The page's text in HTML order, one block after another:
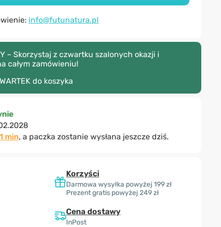
info@futunatura.pl
– Skorzystaj z czwartku szalonych okazji i
całym zamówieniu!
do koszyka
min, a paczka zostanie wysłana jeszcze dziś.
Korzyści
Darmowa wysyłka powyżej 199 zł
Prezent gratis powyżej 249 zł
Cena dostawy
InPost